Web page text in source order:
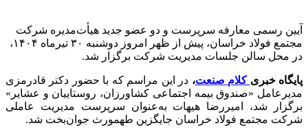
آیین رسمی معارفه سرپرست و دو عضو جدید هیأت‌مدیره شرکت
مجتمع فولاد خراسان، پیش از ظهر امروز دو‌شنبه ۳۰ تیرماه ۱۴۰۴،
در محل سالن جلسات مدیریت شرکت برگزار شد.
پایگاه خبری کلام صنعت، در این مراسم که با حضور دکتر قادرمزی
مدیرعامل «صندوق بیمه اجتماعی کشاورزان، روستاییان و عشایر»
برگزار شد، امیررضا هیهات به‌عنوان سرپرست مدیریت عاملی
شرکت مجتمع فولاد خراسان جایگزین طهمورث جوان‌بخت شد.